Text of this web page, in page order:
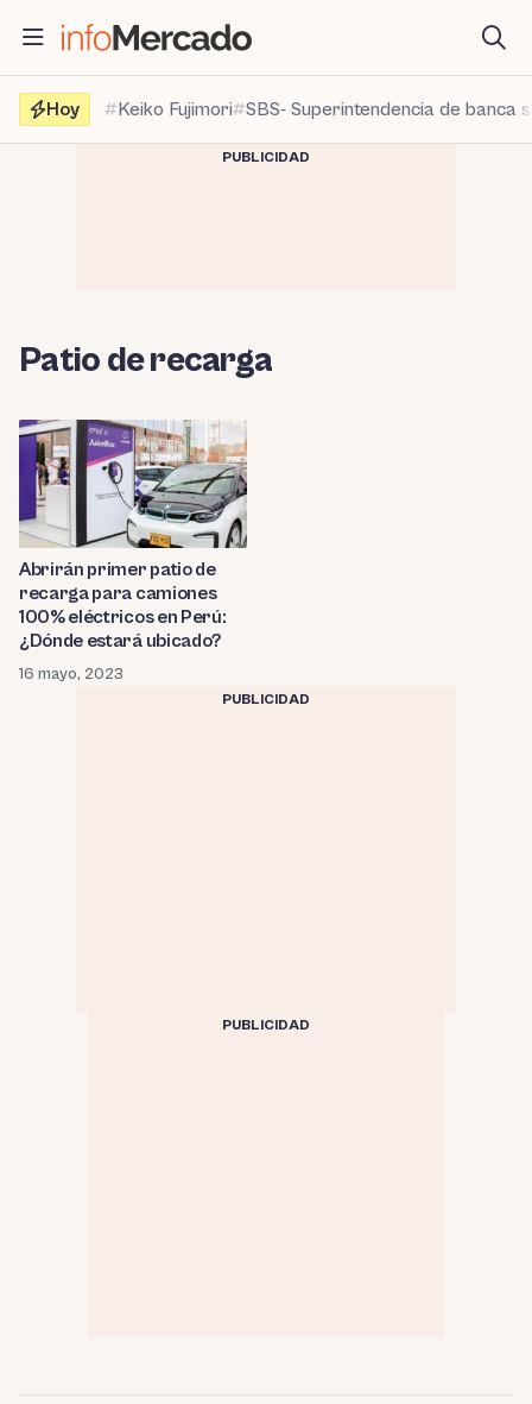
contenido
Hoy
Keiko Fujimori SBS- Superintendencia de banca
PUBLICIDAD
Patio de recarga
Abrirán primer patio de
recarga para camiones
100% eléctricos en Perú:
¿Dónde estará ubicado?
16 mayo, 2023
PUBLICIDAD
PUBLICIDAD